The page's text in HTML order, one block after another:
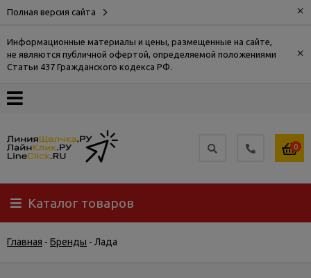
Полная версия сайта ×
Информационные материалы и цены, размещенные на сайте,
не являются публичной офертой, определяемой положениями
Статьи 437 Гражданского кодекса РФ.
×
О
Доставка
Самовывоз
Гарантия
0
Каталог товаров
Главная - Бренды - Лада